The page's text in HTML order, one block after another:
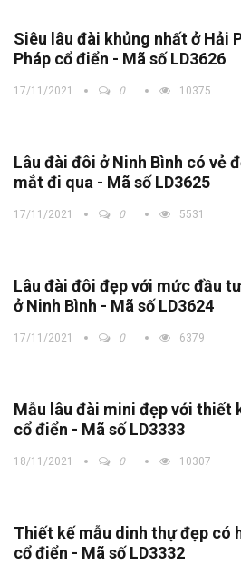
Siêu lâu đài khủng nhất ở Hải
Pháp cổ điển - Mã số LD3626
17/11/2021 0 10375
Lâu đài đôi ở Ninh Bình có vẻ
mắt đi qua - Mã số LD3625
17/11/2021 0 5531
Lâu đài đôi đẹp với mức đầu
ở Ninh Bình - Mã số LD3624
17/11/2021 0 6379
Mẫu lâu đài mini đẹp với thiết
cổ điển - Mã số LD3333
18/11/2021 0 10307
Thiết kế mẫu dinh thự đẹp có
cổ điển - Mã số LD3332